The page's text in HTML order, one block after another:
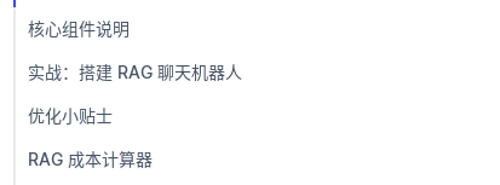
核心组件说明
实战：搭建 RAG 聊天机器人
优化小贴士
RAG 成本计算器